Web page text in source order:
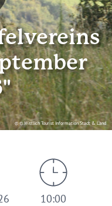
© © Wittlich Tourist Information Stadt & Land
10:00